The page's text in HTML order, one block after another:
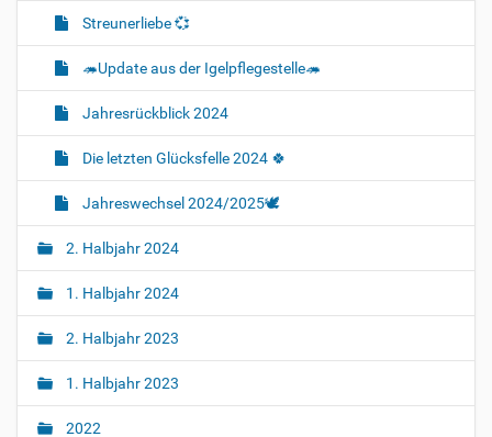
Streunerliebe 💞
🦔Update aus der Igelpflegestelle🦔
Jahresrückblick 2024
Die letzten Glücksfelle 2024 🍀
Jahreswechsel 2024/2025🕊
2. Halbjahr 2024
1. Halbjahr 2024
2. Halbjahr 2023
1. Halbjahr 2023
2022